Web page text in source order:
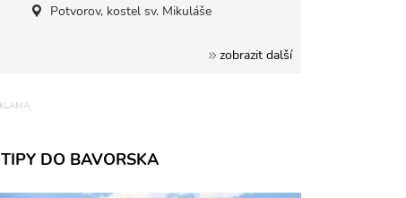
Potvorov, kostel sv. Mikuláše
zobrazit další
TIPY DO BAVORSKA